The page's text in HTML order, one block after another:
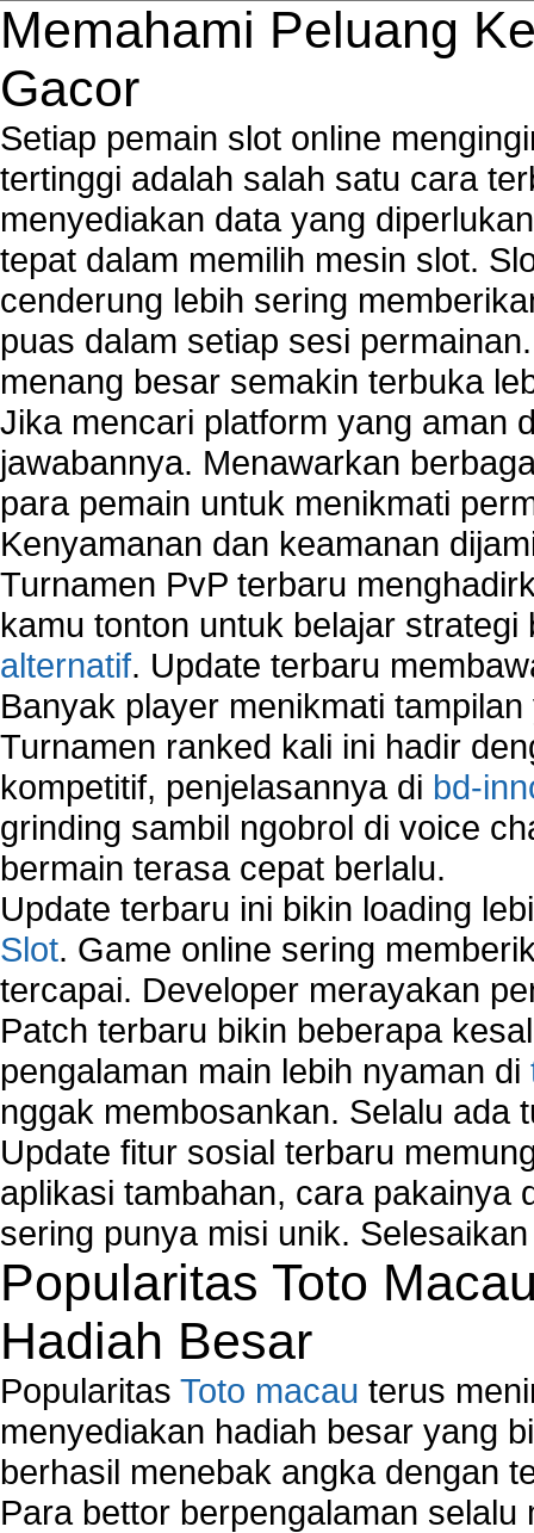
Memahami Peluang
Gacor
Setiap pemain slot online
tertinggi adalah salah satu cara
menyediakan data yang
tepat dalam memilih mesin slot.
cenderung lebih sering
puas dalam setiap sesi
menang besar semakin terbuka
Jika mencari platform yang aman
jawabannya. Menawarkan
para pemain untuk menikmati
Kenyamanan dan keamanan
Turnamen PvP terbaru
kamu tonton untuk belajar
alternatif. Update terbaru
Banyak player menikmati
Turnamen ranked kali ini hadir
kompetitif, penjelasannya di bd-
grinding sambil ngobrol di voice
bermain terasa cepat berlalu.
Update terbaru ini bikin loading
Slot. Game online sering
tercapai. Developer merayakan
Patch terbaru bikin beberapa
pengalaman main lebih nyaman di
nggak membosankan. Selalu ada
Update fitur sosial terbaru
aplikasi tambahan, cara pakainya
sering punya misi unik.
Popularitas Toto
Hadiah Besar
Popularitas Toto macau terus
menyediakan hadiah besar yang
berhasil menebak angka dengan
Para bettor berpengalaman